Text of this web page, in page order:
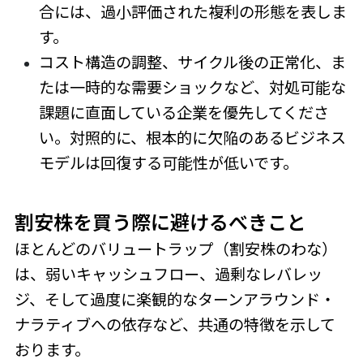
合には、過小評価された複利の形態を表しま
す。
コスト構造の調整、サイクル後の正常化、ま
たは一時的な需要ショックなど、対処可能な
課題に直面している企業を優先してくださ
い。対照的に、根本的に欠陥のあるビジネス
モデルは回復する可能性が低いです。
割安株を買う際に避けるべきこと
ほとんどのバリュートラップ（割安株のわな）
は、弱いキャッシュフロー、過剰なレバレッ
ジ、そして過度に楽観的なターンアラウンド・
ナラティブへの依存など、共通の特徴を示して
おります。